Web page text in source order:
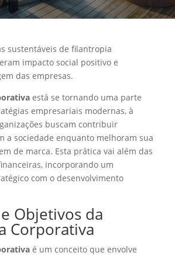
sustentáveis de filantropia
impacto social positivo e
das empresas.
está se tornando uma parte
empresariais modernas, à
buscam contribuir
a sociedade enquanto melhoram sua
de marca. Esta prática vai além das
incorporando um
com o desenvolvimento
Objetivos da
Corporativa
é um conceito que envolve